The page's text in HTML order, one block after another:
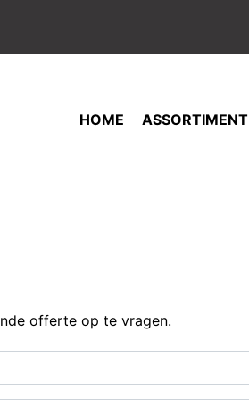
HOME ASSORTIMENT
offerte op te vragen.